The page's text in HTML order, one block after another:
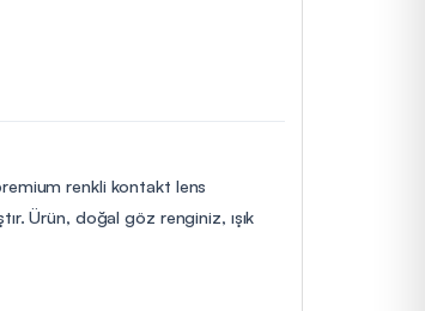
renkli kontakt lens
Ürün, doğal göz renginiz, ışık